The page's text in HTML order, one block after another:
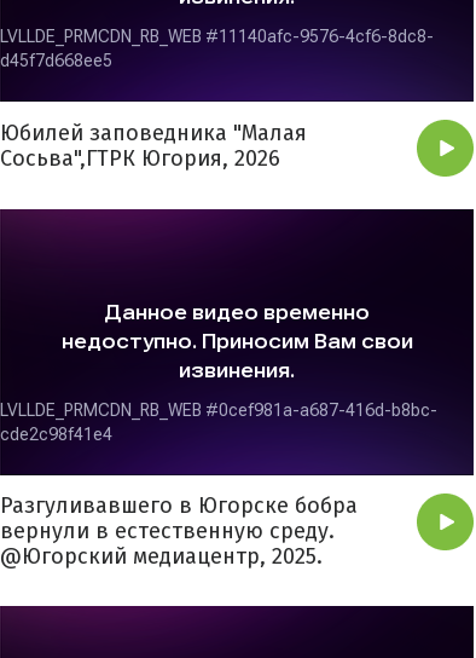
Юбилей заповедника "Малая
Сосьва",ГТРК Югория, 2026
Разгуливавшего в Югорске бобра
вернули в естественную среду.
@Югорский медиацентр, 2025.